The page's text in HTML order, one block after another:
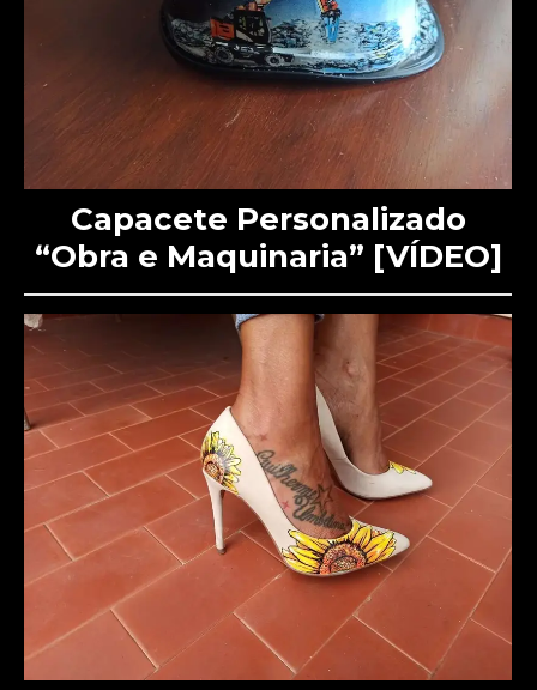
Capacete Personalizado
“Obra e Maquinaria” [VÍDEO]